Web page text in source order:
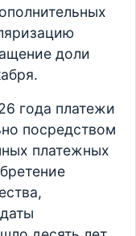
доли
года платежи
посредством
платежных